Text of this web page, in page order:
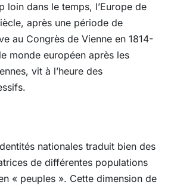
loin dans le temps, l’Europe de
après une période de
au Congrès de Vienne en 1814-
monde européen après les
vit à l’heure des
nationales traduit bien des
de différentes populations
« peuples ». Cette dimension de